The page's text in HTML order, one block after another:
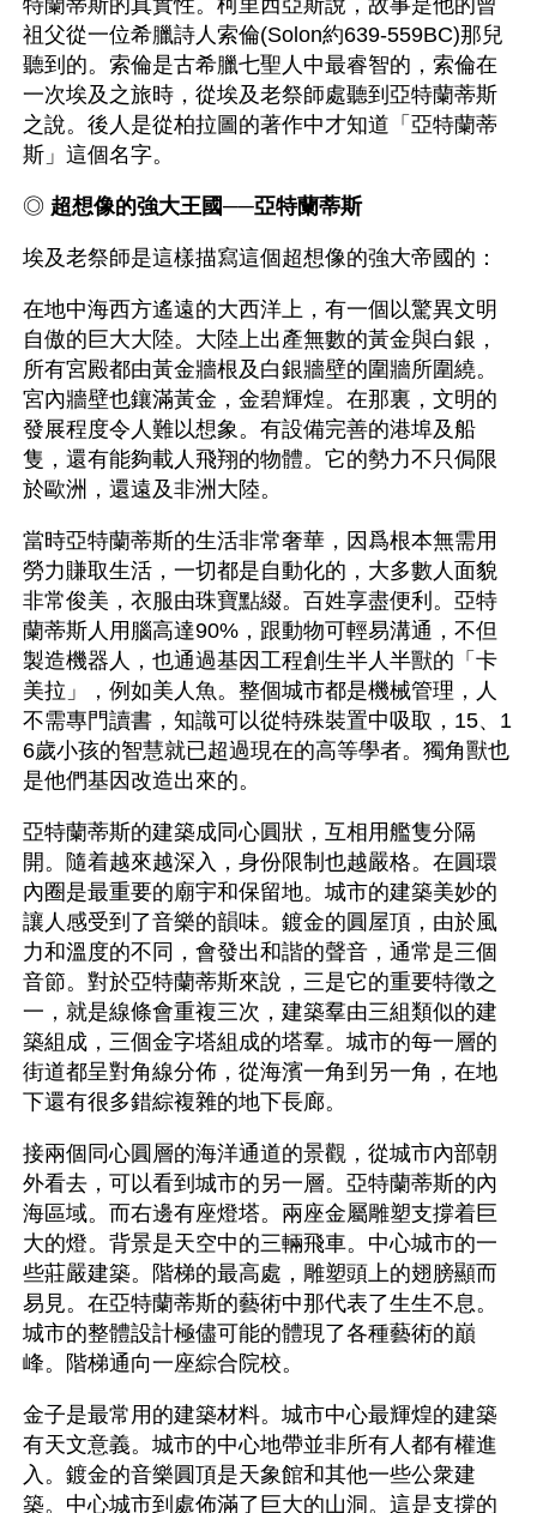
特蘭蒂斯的真實性。柯里西亞斯說，故事是他的曾
祖父從一位希臘詩人索倫(Solon約639-559BC)那兒
聽到的。索倫是古希臘七聖人中最睿智的，索倫在
一次埃及之旅時，從埃及老祭師處聽到亞特蘭蒂斯
之說。後人是從柏拉圖的著作中才知道「亞特蘭蒂
斯」這個名字。
◎ 超想像的強大王國──亞特蘭蒂斯
埃及老祭師是這樣描寫這個超想像的強大帝國的：
在地中海西方遙遠的大西洋上，有一個以驚異文明
自傲的巨大大陸。大陸上出產無數的黃金與白銀，
所有宮殿都由黃金牆根及白銀牆壁的圍牆所圍繞。
宮內牆壁也鑲滿黃金，金碧輝煌。在那裏，文明的
發展程度令人難以想象。有設備完善的港埠及船
隻，還有能夠載人飛翔的物體。它的勢力不只侷限
於歐洲，還遠及非洲大陸。
當時亞特蘭蒂斯的生活非常奢華，因爲根本無需用
勞力賺取生活，一切都是自動化的，大多數人面貌
非常俊美，衣服由珠寶點綴。百姓享盡便利。亞特
蘭蒂斯人用腦高達90%，跟動物可輕易溝通，不但
製造機器人，也通過基因工程創生半人半獸的「卡
美拉」，例如美人魚。整個城市都是機械管理，人
不需專門讀書，知識可以從特殊裝置中吸取，15、1
6歲小孩的智慧就已超過現在的高等學者。獨角獸也
是他們基因改造出來的。
亞特蘭蒂斯的建築成同心圓狀，互相用艦隻分隔
開。隨着越來越深入，身份限制也越嚴格。在圓環
內圈是最重要的廟宇和保留地。城市的建築美妙的
讓人感受到了音樂的韻味。鍍金的圓屋頂，由於風
力和溫度的不同，會發出和諧的聲音，通常是三個
音節。對於亞特蘭蒂斯來說，三是它的重要特徵之
一，就是線條會重複三次，建築羣由三組類似的建
築組成，三個金字塔組成的塔羣。城市的每一層的
街道都呈對角線分佈，從海濱一角到另一角，在地
下還有很多錯綜複雜的地下長廊。
接兩個同心圓層的海洋通道的景觀，從城市內部朝
外看去，可以看到城市的另一層。亞特蘭蒂斯的內
海區域。而右邊有座燈塔。兩座金屬雕塑支撐着巨
大的燈。背景是天空中的三輛飛車。中心城市的一
些莊嚴建築。階梯的最高處，雕塑頭上的翅膀顯而
易見。在亞特蘭蒂斯的藝術中那代表了生生不息。
城市的整體設計極儘可能的體現了各種藝術的巔
峰。階梯通向一座綜合院校。
金子是最常用的建築材料。城市中心最輝煌的建築
有天文意義。城市的中心地帶並非所有人都有權進
入。鍍金的音樂圓頂是天象館和其他一些公衆建
築。中心城市到處佈滿了巨大的山洞。這是支撐的